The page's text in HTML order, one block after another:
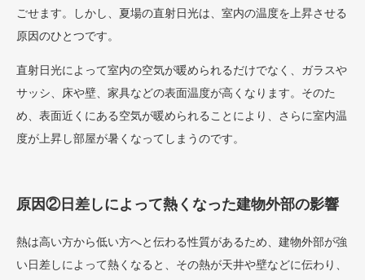
ごせます。しかし、夏場の直射日光は、室内の温度を上昇させる
原因のひとつです。
直射日光によって室内の空気が暖められるだけでなく、ガラスや
サッシ、床や壁、家具などの表面温度が高くなります。そのた
め、表面近くにある空気が暖められることにより、さらに室内温
度が上昇し部屋が暑くなってしまうのです。
原因②日差しによって熱くなった建物外部の影響
熱は高い方から低い方へと伝わる性質があるため、建物外部が強
い日差しによって熱くなると、その熱が天井や壁などに伝わり、